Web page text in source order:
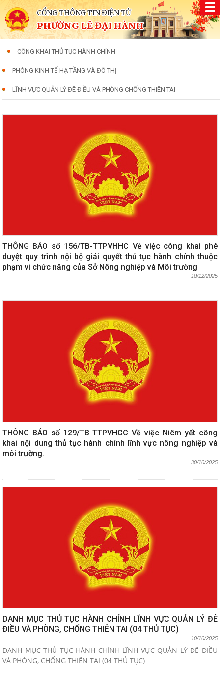
CỔNG THÔNG TIN ĐIỆN TỬ
PHƯỜNG LÊ ĐẠI HÀNH
CÔNG KHAI THỦ TỤC HÀNH CHÍNH
PHÒNG KINH TẾ-HẠ TẦNG VÀ ĐÔ THỊ
LĨNH VỰC QUẢN LÝ ĐÊ ĐIỀU VÀ PHÒNG CHỐNG THIÊN TAI
THÔNG BÁO số 156/TB-TTPVHHC Về việc công khai phê
duyệt quy trình nội bộ giải quyết thủ tục hành chính thuộc
phạm vi chức năng của Sở Nông nghiệp và Môi trường
10/12/2025
THÔNG BÁO số 129/TB-TTPVHCC Về việc Niêm yết công
khai nội dung thủ tục hành chính lĩnh vực nông nghiệp và
môi trường.
30/10/2025
DANH MỤC THỦ TỤC HÀNH CHÍNH LĨNH VỰC QUẢN LÝ ĐÊ
ĐIỀU VÀ PHÒNG, CHỐNG THIÊN TAI (04 THỦ TỤC)
10/10/2025
DANH MỤC THỦ TỤC HÀNH CHÍNH LĨNH VỰC QUẢN LÝ ĐÊ ĐIỀU
VÀ PHÒNG, CHỐNG THIÊN TAI (04 THỦ TỤC)